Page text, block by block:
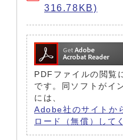
316.78KB)
PDFファイルの閲
です。同ソフトがイ
には、
Adobe社のサイトか
ロード（無償）して